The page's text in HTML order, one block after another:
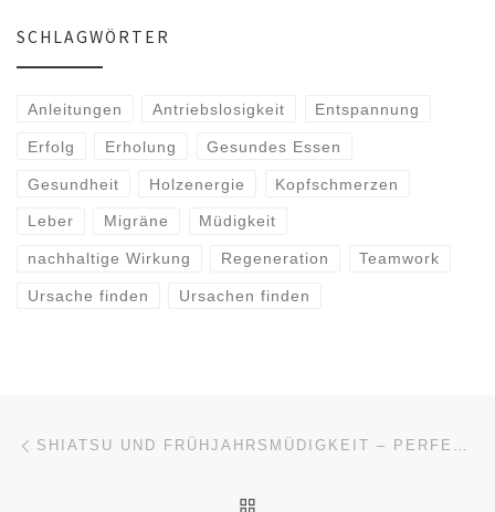
SCHLAGWÖRTER
Anleitungen Antriebslosigkeit Entspannung
Erfolg Erholung Gesundes Essen
Gesundheit Holzenergie Kopfschmerzen
Leber Migräne Müdigkeit
nachhaltige Wirkung Regeneration Teamwork
Ursache finden Ursachen finden
Beitragsnavigation SHIATSU UND FRÜHJAHRSMÜDIGKEIT – PERFEKTES PAAR?